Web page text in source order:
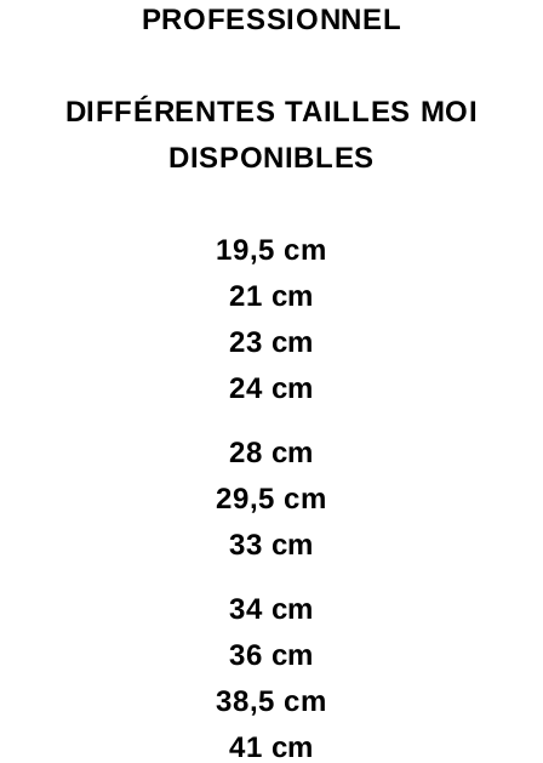
PROFESSIONNEL
DIFFÉRENTES TAILLES MOI
DISPONIBLES
19,5 cm
21 cm
23 cm
24 cm
28 cm
29,5 cm
33 cm
34 cm
36 cm
38,5 cm
41 cm